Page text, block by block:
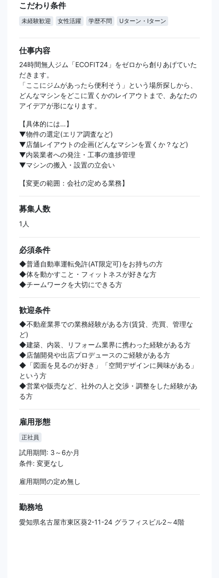
こだわり条件
未経験歓迎 女性活躍 学歴不問 Uターン・Iターン
仕事内容
24時間無人ジム「ECOFIT24」をゼロから創りあげていた
だきます。
「ここにジムがあったら便利そう」という場所探しから、
どんなマシンをどこに置くかのレイアウトまで、あなたの
アイデアが形になります。
【具体的には…】
▼物件の選定(エリア調査など)
▼店舗レイアウトの企画(どんなマシンを置くか？など)
▼内装業者への発注・工事の進捗管理
▼マシンの搬入・設置の立会い
【変更の範囲：会社の定める業務】
募集人数
1人
必須条件
◆普通自動車運転免許(AT限定可)をお持ちの方
◆体を動かすこと・フィットネスが好きな方
◆チームワークを大切にできる方
歓迎条件
◆不動産業界での業務経験がある方(賃貸、売買、管理な
ど)
◆建築、内装、リフォーム業界に携わった経験がある方
◆店舗開発や出店プロデュースのご経験がある方
◆「図面を見るのが好き」「空間デザインに興味がある」
という方
◆営業や販売など、社外の人と交渉・調整をした経験があ
る方
雇用形態
正社員
試用期間: 3～6か月
条件: 変更なし
雇用期間の定め無し
勤務地
愛知県名古屋市東区葵2-11-24 グラフィスビル2～4階